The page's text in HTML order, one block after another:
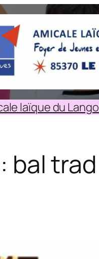
laïque du
bal trad